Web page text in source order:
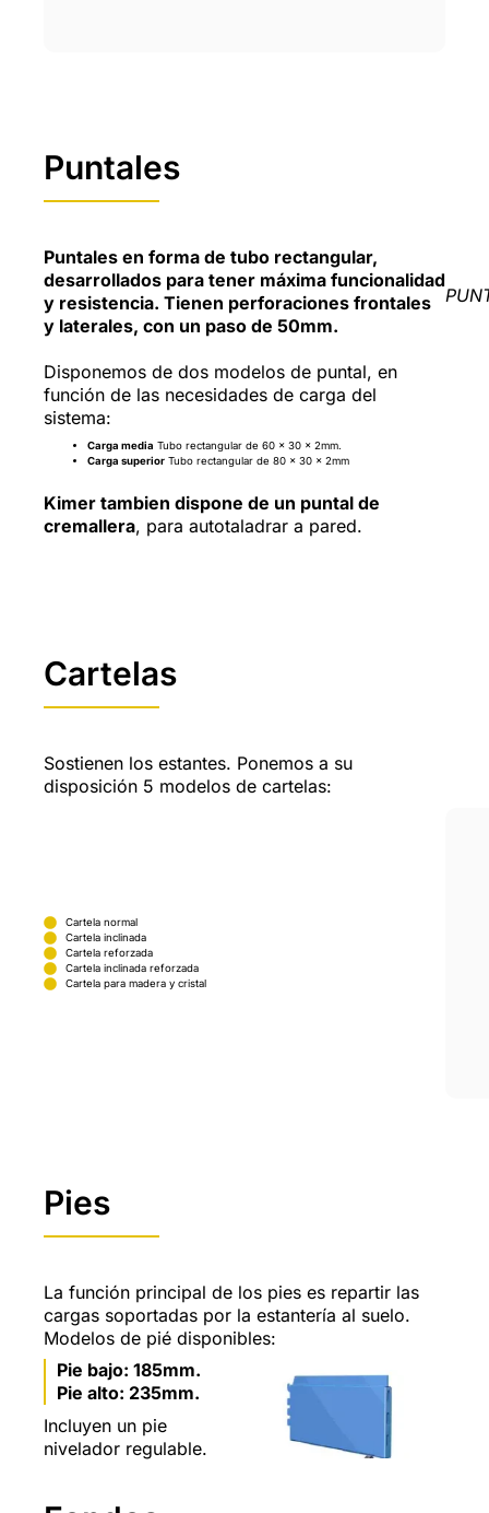
Puntales
Puntales en forma de tubo rectangular,
desarrollados para tener máxima funcionalidad
y resistencia. Tienen perforaciones frontales
y laterales, con un paso de 50mm.
Disponemos de dos modelos de puntal, en
función de las necesidades de carga del
sistema:
Carga media Tubo rectangular de 60 x 30 x 2mm.
Carga superior Tubo rectangular de 80 x 30 x 2mm
Kimer tambien dispone de un puntal de
cremallera, para autotaladrar a pared.
Cartelas
Sostienen los estantes. Ponemos a su
disposición 5 modelos de cartelas:
Cartela normal
Cartela inclinada
Cartela reforzada
Cartela inclinada reforzada
Cartela para madera y cristal
Pies
La función principal de los pies es repartir las
cargas soportadas por la estantería al suelo.
Modelos de pié disponibles:
Pie bajo: 185mm.
Pie alto: 235mm.
Incluyen un pie
nivelador regulable.